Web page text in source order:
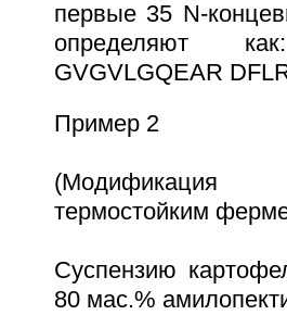
первые 35 N-
определяют
GVGVLGQEAR
Пример 2
(Модификация
термостойким
Суспензию
80 мас.%